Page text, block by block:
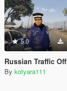
5.0
Russian Traffic Officer
By kotyara111